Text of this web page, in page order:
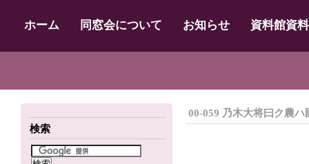
ホーム 同窓会について お知らせ 資料館資
検索
00-059 乃木大将曰ク農ハ